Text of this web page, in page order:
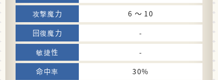
6 〜 10
-
-
30%